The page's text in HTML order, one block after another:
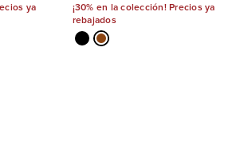
ya
¡30% en la colección! Precios ya
rebajados